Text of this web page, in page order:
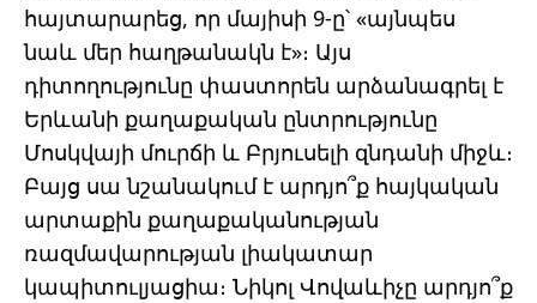
հայտարարեց, որ մայիսի 9-ը՝ «այնպես
նաև մեր հաղթանակն է»։ Այս
դիտողությունը փաստորեն արձանագրել է
Երևանի քաղաքական ընտրությունը
Մոսկվայի մուրճի և Բրյուսելի զնդանի միջև։
Բայց սա նշանակում է արդյո՞ք հայկական
արտաքին քաղաքականության
ռազմավարության լիակատար
կապիտուլյացիա։ Նիկոլ Վովաևիչը արդյո՞ք